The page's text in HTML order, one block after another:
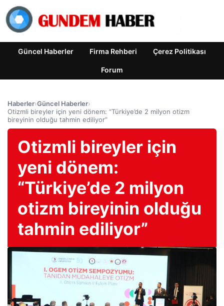
Güncel Haberler Firma Rehberi Çerez Politikası
Forum
Haberler›Güncel Haberler›
Otizmli bireyler için yeni dönem: “Türkiye’de 2 milyon otizm
bireyinin olduğu tahmin ediliyor”
Otizmli bireyler için
yeni dönem:
“Türkiye’de 2 milyon
otizm bireyinin olduğu
tahmin ediliyor”